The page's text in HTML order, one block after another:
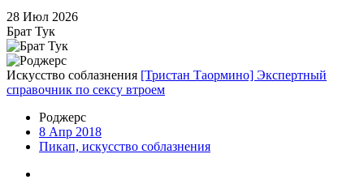
28 Июл 2026
Брат Тук
Искусство соблазнения [Тристан Таормино] Экспертный
справочник по сексу втроем
Роджерc
8 Апр 2018
Пикап, искусство соблазнения